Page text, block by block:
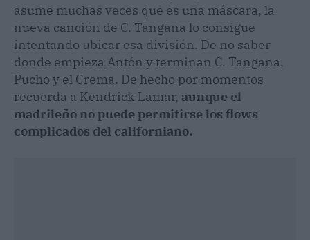
asume muchas veces que es una máscara, la
nueva canción de C. Tangana lo consigue
intentando ubicar esa división. De no saber
donde empieza Antón y terminan C. Tangana,
Pucho y el Crema. De hecho por momentos
recuerda a Kendrick Lamar, aunque el
madrileño no puede permitirse los flows
complicados del californiano.